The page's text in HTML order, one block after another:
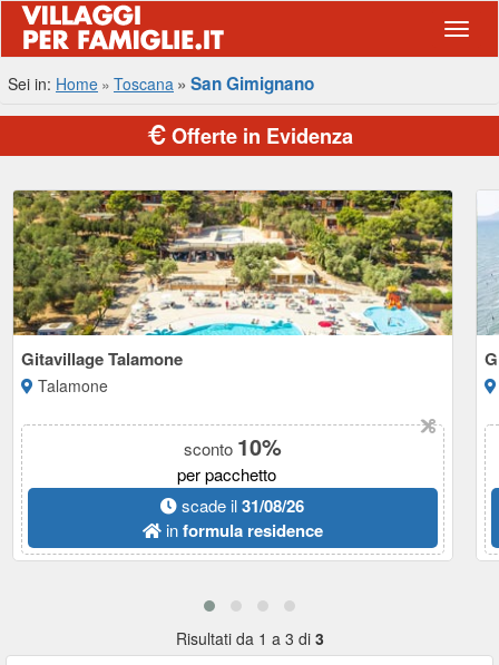
Sei in: Home Toscana San Gimignano
Offerte in Evidenza
Gitavillage Talamone
Talamone
sconto 10%
per pacchetto
scade il31/08/26
informula residence
Risultati da 1 a 3 di 3